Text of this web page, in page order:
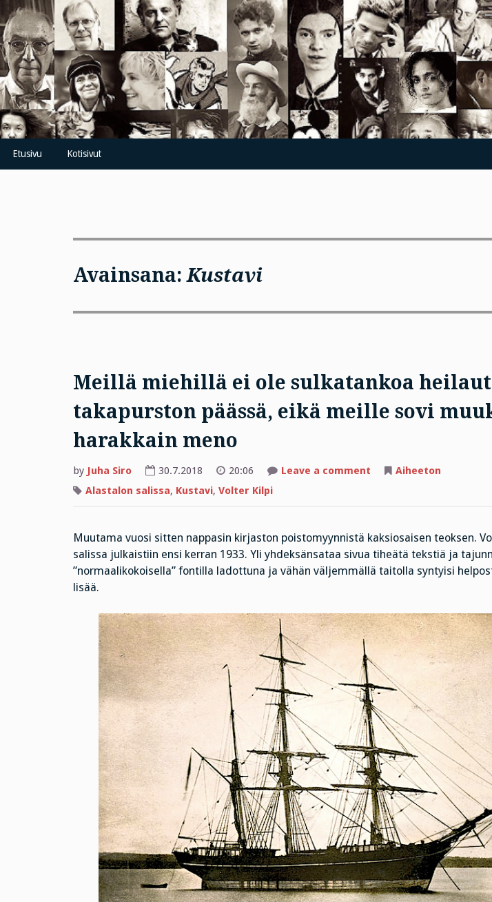
Skip
to
content
Etusivu Kotisivut
Avainsana:Kustavi
Meillä miehillä ei ole sulkatankoa
takapurston päässä, eikä meille sovi
harakkain meno
by Juha Siro 30.7.2018 20:06 Leave a commenton
takapurston
päässä,
eikä
meille
sovi
Aiheeton
Alastalon salissa, Kustavi, Volter Kilpi
Muutama vuosi sitten nappasin kirjaston poistomyynnistä kaksiosaisen teoksen.
salissa julkaistiin ensi kerran 1933. Yli yhdeksänsataa sivua tiheätä tekstiä ja
”normaalikokoisella” fontilla ladottuna ja vähän väljemmällä taitolla syntyisi
lisää.